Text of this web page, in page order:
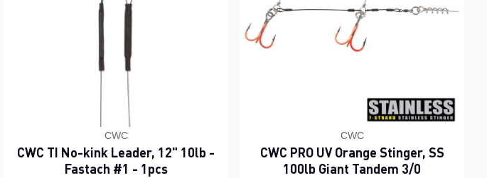
CWC
CWC TI No-kink Leader, 12" 10lb -
Fastach #1 - 1pcs
CWC
CWC PRO UV Orange Stinger, SS
100lb Giant Tandem 3/0